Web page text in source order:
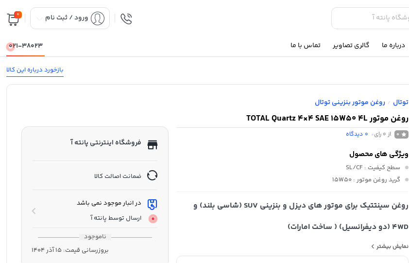
ورود / ثبت نام 0
درباره ما گالری تصاویر تماس با ما 021-38023
بازخورد درباره این کالا
توتال / روغن موتور بنزینی توتال
روغن موتور TOTAL Quartz 4×4 SAE 15W50 4L
0 از 0 رای 0 دیدگاه
ویژگی های محصول
سطح کیفیت : SL/CF
گرید روغن موتور : 15W50
روغن سینتتیک برای موتور های دیزل و بنزینی SUV (شاسی بلند) و
4WD (دو دیفرانسیل) ( ساخت امارات)
ACEA:A3/B4 API: SL/CF
نمایش بیشتر
فروشگاه اینترنتی پانته آ
ضمانت اصالت کالا
در انبار موجود نمی باشد
ارسال توسط پانته آ
ناموجود
بروزرسانی قیمت: 15 آذر 1404